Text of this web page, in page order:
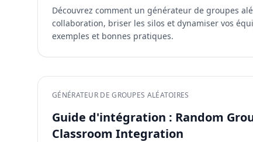
Découvrez comment un générateur de groupes
collaboration, briser les silos et dynamiser vos
exemples et bonnes pratiques.
GÉNÉRATEUR DE GROUPES ALÉATOIRES
Guide d'intégration : Random
Classroom Integration